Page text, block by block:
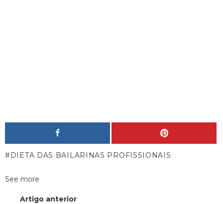
DIETA DAS BAILARINAS PROFISSIONAIS
See more
Artigo anterior